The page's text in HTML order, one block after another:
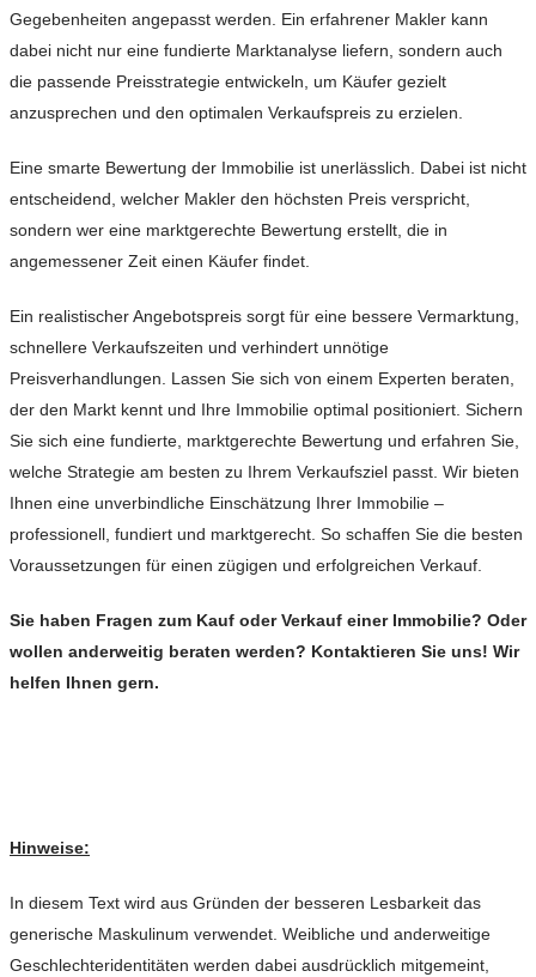
Gegebenheiten angepasst werden. Ein erfahrener Makler kann
dabei nicht nur eine fundierte Marktanalyse liefern, sondern auch
die passende Preisstrategie entwickeln, um Käufer gezielt
anzusprechen und den optimalen Verkaufspreis zu erzielen.
Eine smarte Bewertung der Immobilie ist unerlässlich. Dabei ist nicht
entscheidend, welcher Makler den höchsten Preis verspricht,
sondern wer eine marktgerechte Bewertung erstellt, die in
angemessener Zeit einen Käufer findet.
Ein realistischer Angebotspreis sorgt für eine bessere Vermarktung,
schnellere Verkaufszeiten und verhindert unnötige
Preisverhandlungen. Lassen Sie sich von einem Experten beraten,
der den Markt kennt und Ihre Immobilie optimal positioniert. Sichern
Sie sich eine fundierte, marktgerechte Bewertung und erfahren Sie,
welche Strategie am besten zu Ihrem Verkaufsziel passt. Wir bieten
Ihnen eine unverbindliche Einschätzung Ihrer Immobilie –
professionell, fundiert und marktgerecht. So schaffen Sie die besten
Voraussetzungen für einen zügigen und erfolgreichen Verkauf.
Sie haben Fragen zum Kauf oder Verkauf einer Immobilie? Oder
wollen anderweitig beraten werden? Kontaktieren Sie uns! Wir
helfen Ihnen gern.
Hinweise:
In diesem Text wird aus Gründen der besseren Lesbarkeit das
generische Maskulinum verwendet. Weibliche und anderweitige
Geschlechteridentitäten werden dabei ausdrücklich mitgemeint,